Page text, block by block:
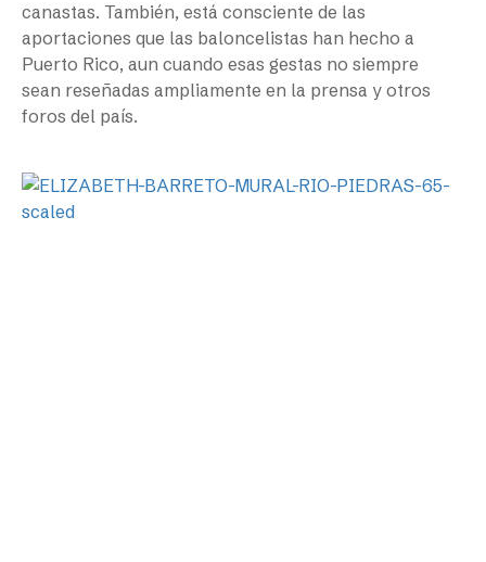
canastas. También, está consciente de las
aportaciones que las baloncelistas han hecho a
Puerto Rico, aun cuando esas gestas no siempre
sean reseñadas ampliamente en la prensa y otros
foros del país.